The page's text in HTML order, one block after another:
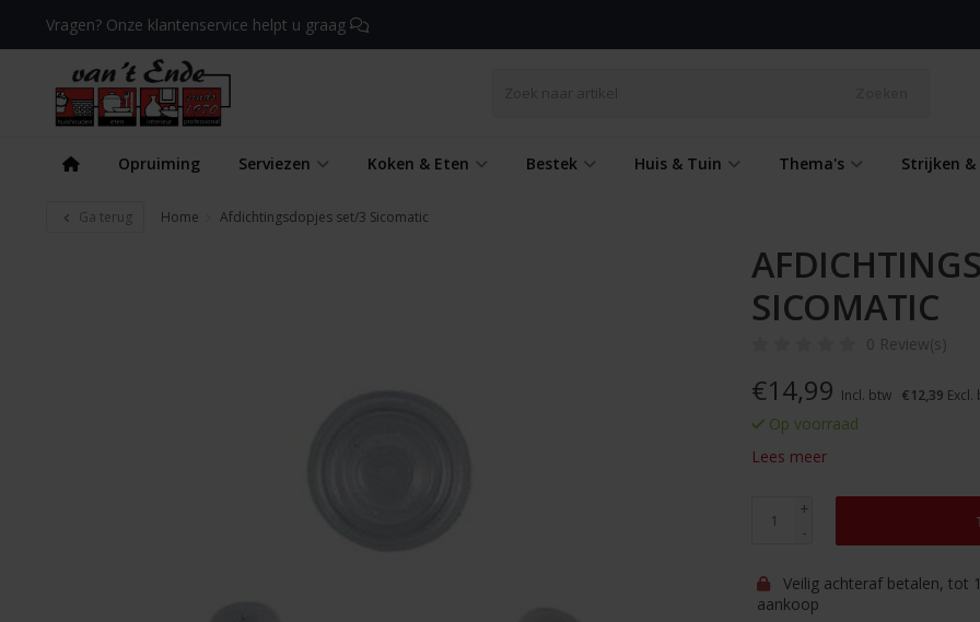
Vragen? Onze klantenservice helpt u graag
Opruiming Serviezen Koken & Eten Bestek Huis & Tuin Thema's Strijken &
Ga terug Home Afdichtingsdopjes set/3 Sicomatic
SICOMATIC
0 Review(s)
€14,99 Incl. btw €12,39 Excl.
Op voorraad
Lees meer
+
-
Veilig achteraf betalen, tot
aankoop